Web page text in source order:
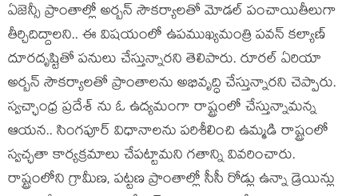
ఏజెన్సీ ప్రాంతాల్లో అర్బన్ సౌకర్యాలతో మోడల్ పంచాయితీలుగా
తీర్చిదిద్దాల‌ని.. ఈ విష‌యంలో ఉప‌ముఖ్య‌మంత్రి ప‌వ‌న్ క‌ల్యాణ్
దూరదృష్టితో ప‌నులు చేస్తున్నార‌ని తెలిపారు. రూరల్ ఏరియా
అర్బన్ సౌకర్యాలతో ప్రాంతాలను అభివృద్ధి చేస్తున్నార‌ని చెప్పారు.
స్వచ్ఛాంధ్ర ప్రదేశ్ ను ఓ ఉద్యమంగా రాష్ట్రంలో చేస్తున్నామ‌న్న
ఆయ‌న‌.. సింగపూర్ విధానాలను పరిశీలించి ఉమ్మడి రాష్ట్రంలో
స్వచ్ఛతా కార్యక్రమాలు చేపట్టామ‌ని గ‌తాన్ని వివ‌రించారు.
రాష్ట్రంలోని గ్రామీణ, పట్టణ ప్రాంతాల్లో సీసీ రోడ్లు ఉన్నా డ్రెయిన్లు